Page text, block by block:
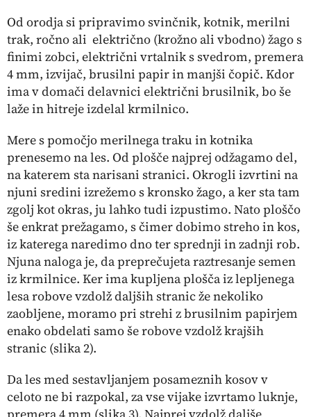
Od orodja si pripravimo svinčnik, kotnik, merilni
trak, ročno ali električno (krožno ali vbodno) žago s
finimi zobci, električni vrtalnik s svedrom, premera
4 mm, izvijač, brusilni papir in manjši čopič. Kdor
ima v domači delavnici električni brusilnik, bo še
laže in hitreje izdelal krmilnico.
Mere s pomočjo merilnega traku in kotnika
prenesemo na les. Od plošče najprej odžagamo del,
na katerem sta narisani stranici. Okrogli izvrtini na
njuni sredini izrežemo s kronsko žago, a ker sta tam
zgolj kot okras, ju lahko tudi izpustimo. Nato ploščo
še enkrat prežagamo, s čimer dobimo streho in kos,
iz katerega naredimo dno ter sprednji in zadnji rob.
Njuna naloga je, da preprečujeta raztresanje semen
iz krmilnice. Ker ima kupljena plošča iz lepljenega
lesa robove vzdolž daljših stranic že nekoliko
zaobljene, moramo pri strehi z brusilnim papirjem
enako obdelati samo še robove vzdolž krajših
stranic (slika 2).
Da les med sestavljanjem posameznih kosov v
celoto ne bi razpokal, za vse vijake izvrtamo luknje,